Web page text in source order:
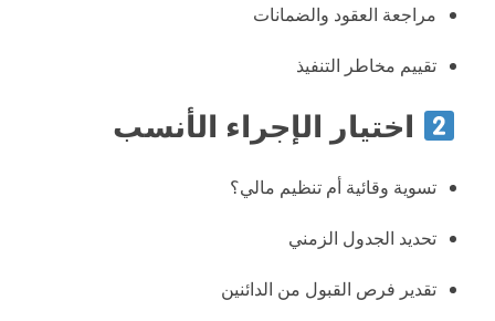
مراجعة العقود والضمانات
تقييم مخاطر التنفيذ
اختيار الإجراء الأنسب
تسوية وقائية أم تنظيم مالي؟
تحديد الجدول الزمني
تقدير فرص القبول من الدائنين